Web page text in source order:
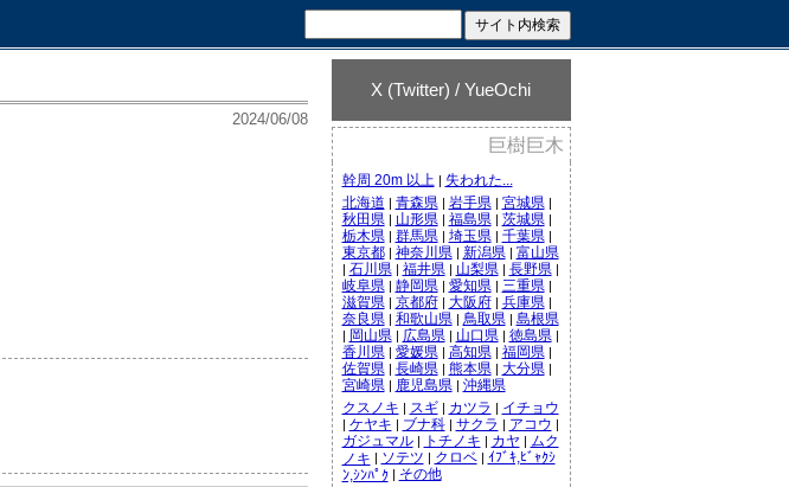
X (Twitter) / YueOchi
巨樹巨木
幹周 20m 以上 | 失われた...
北海道 | 青森県 | 岩手県 | 宮城県 |
秋田県 | 山形県 | 福島県 | 茨城県 |
栃木県 | 群馬県 | 埼玉県 | 千葉県 |
東京都| 神奈川県 | 新潟県 | 富山県
| 石川県 | 福井県 | 山梨県 | 長野県 |
岐阜県 | 静岡県 | 愛知県 | 三重県 |
滋賀県 | 京都府| 大阪府| 兵庫県 |
奈良県 | 和歌山県 | 鳥取県 | 島根県
| 岡山県 | 広島県 | 山口県 | 徳島県 |
香川県 | 愛媛県 | 高知県 | 福岡県 |
佐賀県 | 長崎県 | 熊本県 | 大分県 |
宮崎県 | 鹿児島県 | 沖縄県
クスノキ | スギ| カツラ | イチョウ
| ケヤキ | ブナ科| サクラ | アコウ |
ガジュマル| トチノキ | カヤ | ムク
ノキ | ソテツ | クロベ| ｲﾌﾞｷ,ﾋﾞｬｸｼ
ﾝ,ｼﾝﾊﾟｸ| その他
2024/06/08